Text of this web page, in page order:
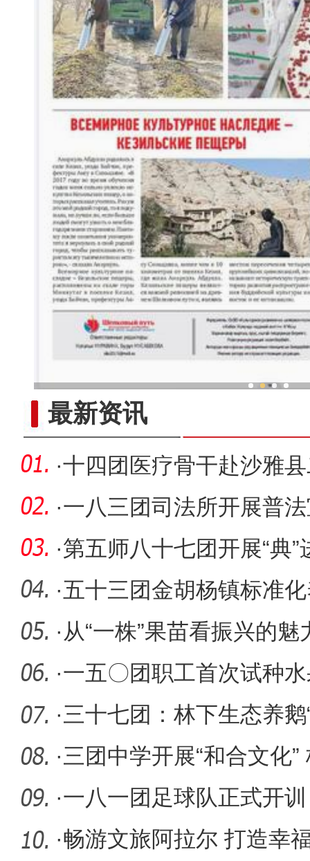
最新资讯
·十四团医疗骨干赴沙雅
动
·一八三团司法所开展普
·第五师八十七团开展“典
讲活动
·五十三团金胡杨镇标准
凡”
· 从“一株”果苗看振兴的魅
·一五〇团职工首次试种
篇章
·三十七团：林下生态养鹅
·三团中学开展“和合文化
周活动
·一八一团足球队正式开训
·畅游文旅阿拉尔 打造幸